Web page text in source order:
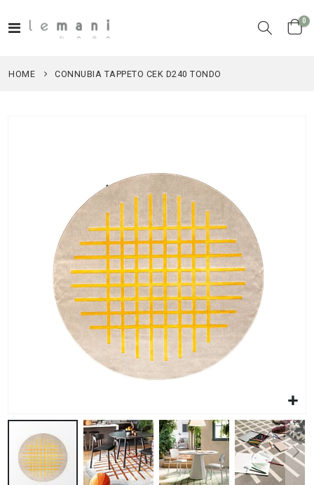
Toggle
Cart
0
HOME CONNUBIA TAPPETO CEK D240 TONDO